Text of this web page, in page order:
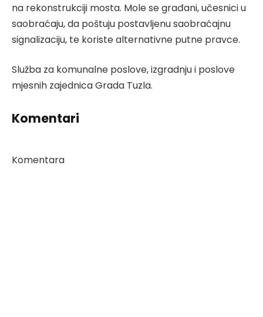
na rekonstrukciji mosta. Mole se građani, učesnici u
saobraćaju, da poštuju postavljenu saobraćajnu
signalizaciju, te koriste alternativne putne pravce.
Služba za komunalne poslove, izgradnju i poslove
mjesnih zajednica Grada Tuzla.
Komentari
Komentara